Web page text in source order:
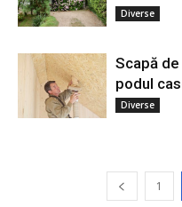
Diverse
Scapă
podul
Diverse
1